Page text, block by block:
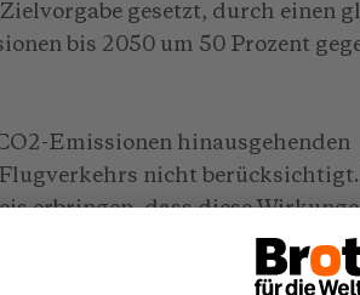
gesetzt, durch einen
bis 2050 um 50 Prozent
Emissionen hinausgehenden
nicht
erbringen, dass diese
Umweltdirektor bei British
sei, doch würde